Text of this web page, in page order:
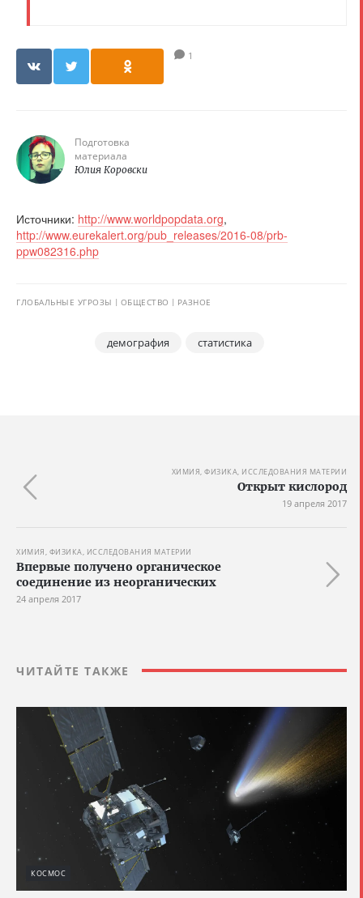
1
Подготовка
материала
Юлия Коровски
Источники: http://www.worldpopdata.org,
http://www.eurekalert.org/pub_releases/2016-08/prb-
ppw082316.php
ГЛОБАЛЬНЫЕ УГРОЗЫ ОБЩЕСТВО РАЗНОЕ
демография статистика
ХИМИЯ, ФИЗИКА, ИССЛЕДОВАНИЯ МАТЕРИИ
Открыт кислород
19 апреля 2017
ХИМИЯ, ФИЗИКА, ИССЛЕДОВАНИЯ МАТЕРИИ
Впервые получено органическое
соединение из неорганических
24 апреля 2017
ЧИТАЙТЕ ТАКЖЕ
КОСМОС